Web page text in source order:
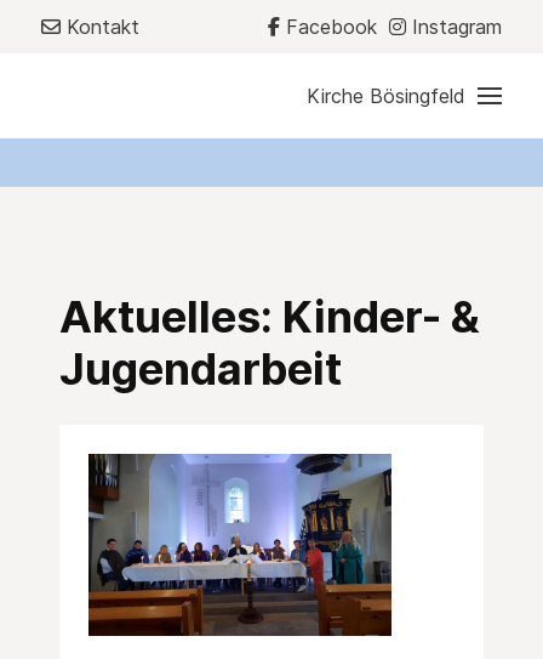
Kontakt Facebook Instagram
Kirche Bösingfeld
Aktuelles: Kinder- &
Jugendarbeit